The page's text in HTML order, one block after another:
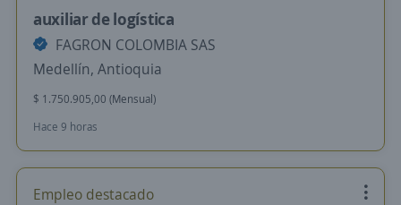
auxiliar de logística
FAGRON COLOMBIA SAS
Medellín, Antioquia
$ 1.750.905,00 (Mensual)
Hace 9 horas
Empleo destacado